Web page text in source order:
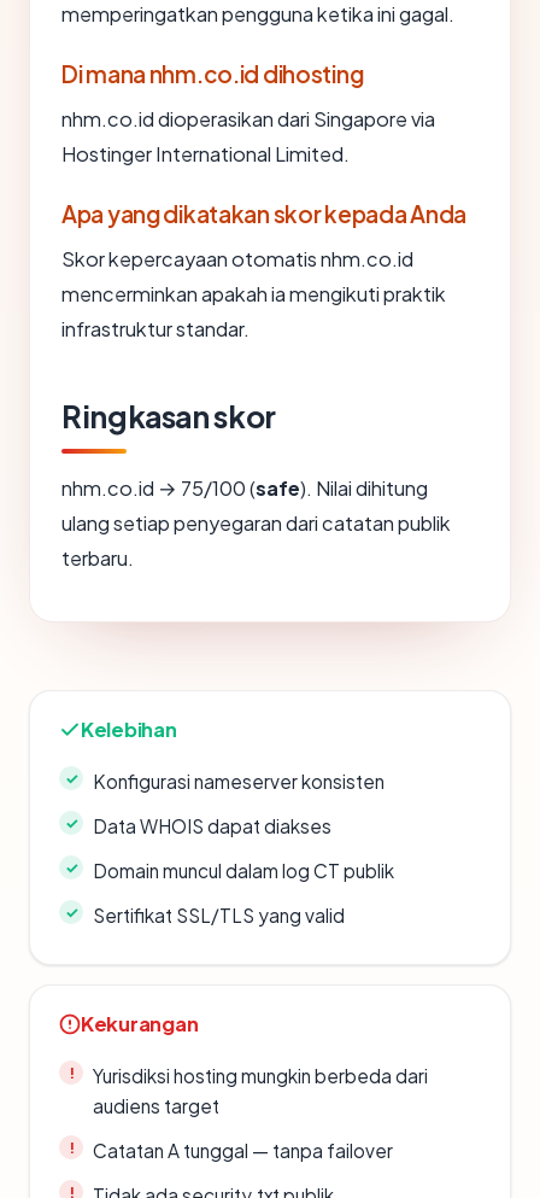
memperingatkan pengguna ketika ini gagal.
Di mana nhm.co.id dihosting
nhm.co.id dioperasikan dari Singapore via
Hostinger International Limited.
Apa yang dikatakan skor kepada Anda
Skor kepercayaan otomatis nhm.co.id
mencerminkan apakah ia mengikuti praktik
infrastruktur standar.
Ringkasan skor
nhm.co.id → 75/100 (safe). Nilai dihitung
ulang setiap penyegaran dari catatan publik
terbaru.
Kelebihan
Konfigurasi nameserver konsisten
Data WHOIS dapat diakses
Domain muncul dalam log CT publik
Sertifikat SSL/TLS yang valid
Kekurangan
Yurisdiksi hosting mungkin berbeda dari
audiens target
Catatan A tunggal — tanpa failover